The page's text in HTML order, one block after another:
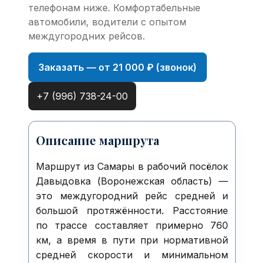
телефонам ниже. Комфортабельные
автомобили, водители с опытом
междугородних рейсов.
Заказать — от 21 000 ₽ (звонок)
+7 (996) 738-24-00
Описание маршрута
Маршрут из Самары в рабочий посёлок
Давыдовка (Воронежская область) —
это междугородний рейс средней и
большой протяжённости. Расстояние
по трассе составляет примерно 760
км, а время в пути при нормативной
средней скорости и минимальном